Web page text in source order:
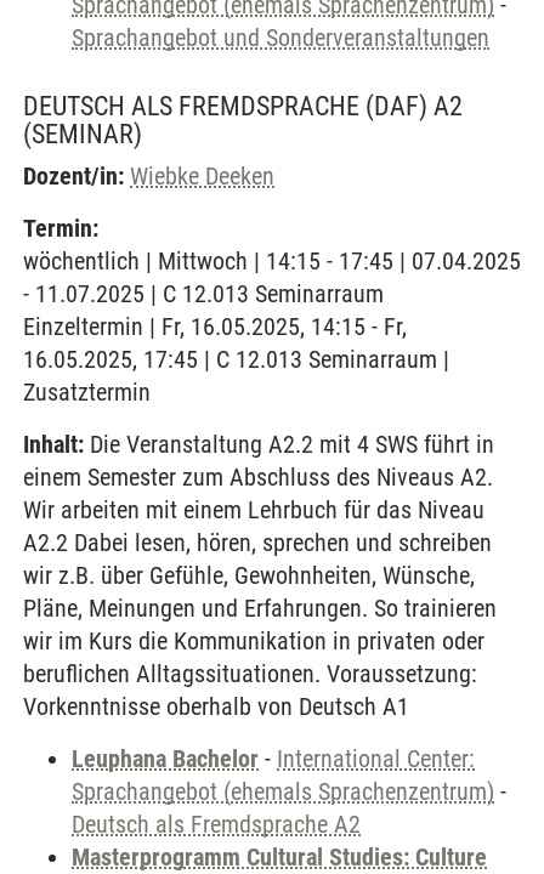
Sprachangebot und Sonderveranstaltungen
DEUTSCH ALS FREMDSPRACHE (DAF) A2
(SEMINAR)
Dozent/in: Wiebke Deeken
Termin:
wöchentlich | Mittwoch | 14:15 - 17:45 | 07.04.2025
- 11.07.2025 | C 12.013 Seminarraum
Einzeltermin | Fr, 16.05.2025, 14:15 - Fr,
16.05.2025, 17:45 | C 12.013 Seminarraum |
Zusatztermin
Inhalt: Die Veranstaltung A2.2 mit 4 SWS führt in
einem Semester zum Abschluss des Niveaus A2.
Wir arbeiten mit einem Lehrbuch für das Niveau
A2.2 Dabei lesen, hören, sprechen und schreiben
wir z.B. über Gefühle, Gewohnheiten, Wünsche,
Pläne, Meinungen und Erfahrungen. So trainieren
wir im Kurs die Kommunikation in privaten oder
beruflichen Alltagssituationen. Voraussetzung:
Vorkenntnisse oberhalb von Deutsch A1
Leuphana Bachelor - International Center:
Sprachangebot (ehemals Sprachenzentrum) -
Deutsch als Fremdsprache A2
Masterprogramm Cultural Studies: Culture